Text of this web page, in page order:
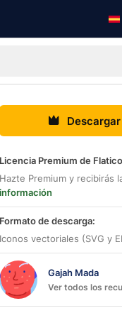
Descargar
Licencia Premium de
Hazte Premium y recibirás
información
Formato de descarga:
Iconos vectoriales (SVG y
Gajah Mada
Ver todos los